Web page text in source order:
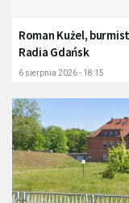
Roman Kużel,
Radia Gdańsk
6 sierpnia 2026 - 18:15